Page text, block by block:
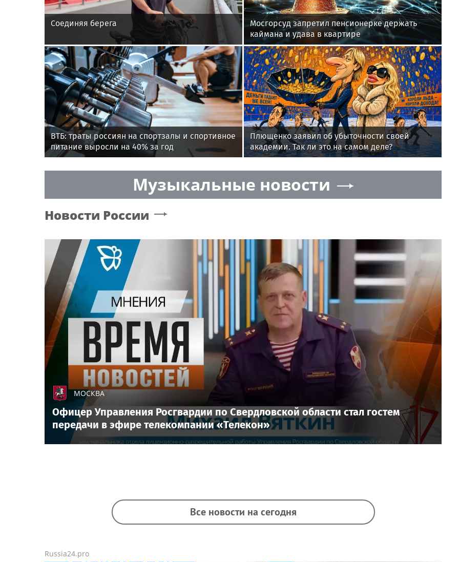
Соединяя берега
Мосгорсуд запретил пенсионерке держать
каймана и удава в квартире
ВТБ: траты россиян на спортзалы и спортивное
питание выросли на 40% за год
Плющенко заявил об убыточности своей
академии. Так ли это на самом деле?
Музыкальные новости
Новости России
МОСКВА
Офицер Управления Росгвардии по Свердловской области стал гостем
передачи в эфире телекомпании «Телекон»
Все новости на сегодня
Russia24.pro